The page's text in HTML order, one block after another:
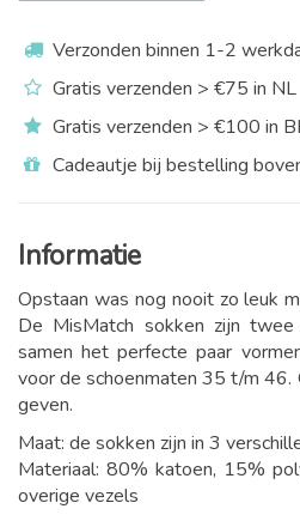
Verzonden binnen 1-2
Gratis verzenden > €75 in NL
Gratis verzenden > €100 in
Cadeautje bij bestelling
Informatie
Opstaan was nog nooit zo leuk
De MisMatch sokken zijn
samen het perfecte paar
voor de schoenmaten 35 t/m 46.
geven.
Maat: de sokken zijn in 3
Materiaal: 80% katoen, 15%
overige vezels